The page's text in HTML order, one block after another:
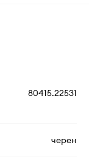
80415.22531
черен